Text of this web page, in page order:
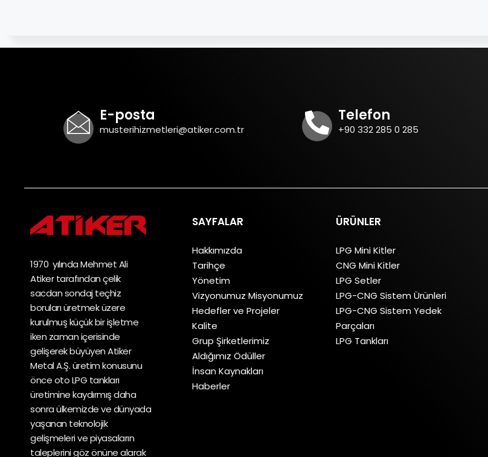
E-posta
musterihizmetleri@atiker.com.tr
Telefon
+90 332 285 0 285
1970 yılında Mehmet Ali
Atiker tarafından çelik
sacdan sondaj teçhiz
boruları üretmek üzere
kurulmuş küçük bir işletme
iken zaman içerisinde
gelişerek büyüyen Atiker
Metal A.Ş. üretim konusunu
önce oto LPG tankları
üretimine kaydırmış daha
sonra ülkemizde ve dünyada
yaşanan teknolojik
gelişmeleri ve piyasaların
taleplerini göz önüne alarak
SAYFALAR
Hakkımızda
Tarihçe
Yönetim
Vizyonumuz Misyonumuz
Hedefler ve Projeler
Kalite
Grup Şirketlerimiz
Aldığımız Ödüller
İnsan Kaynakları
Haberler
ÜRÜNLER
LPG Mini Kitler
CNG Mini Kitler
LPG Setler
LPG-CNG Sistem Ürünleri
LPG-CNG Sistem Yedek
Parçaları
LPG Tankları